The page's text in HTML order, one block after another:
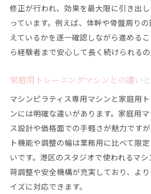
修正が行われ、効果を最大限に引き出
っています。例えば、体幹や骨盤周り
えているかを逐一確認しながら進める
ら経験者まで安心して長く続けられるの
家庭用トレーニングマシンとの違い
マシンピラティス専用マシンと家庭用
ンには明確な違いがあります。家庭用
ス設計や価格面での手軽さが魅力です
ト機能や調整の幅は業務用に比べて限
いです。港区のスタジオで使われるマ
荷調整や安全機構が充実しており、よ
イズに対応できます。